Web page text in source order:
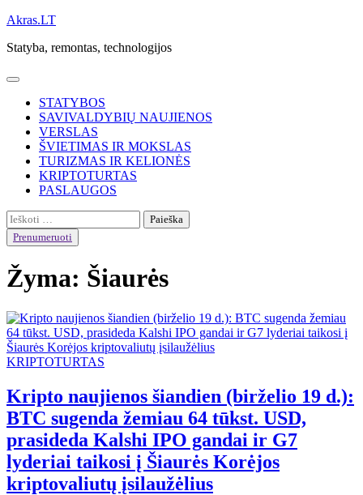
Skip
content
Akras.LT
Statyba, remontas, technologijos
STATYBOS
SAVIVALDYBIŲ NAUJIENOS
VERSLAS
ŠVIETIMAS IR MOKSLAS
TURIZMAS IR KELIONĖS
KRIPTOTURTAS
PASLAUGOS
Ieškoti:
Prenumeruoti
Žyma: Šiaurės
KRIPTOTURTAS
Kripto naujienos šiandien (birželio 19 d.):
BTC sugenda žemiau 64 tūkst. USD,
prasideda Kalshi IPO gandai ir G7
lyderiai taikosi į Šiaurės Korėjos
kriptovaliutų įsilaužėlius